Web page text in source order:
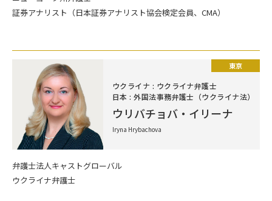
証券アナリスト（日本証券アナリスト協会検定会員、CMA）
ウクライナ : ウクライナ弁護士
日本 : 外国法事務弁護士（ウクライナ法）
ウリバチョバ・イリーナ
Iryna Hrybachova
東京
弁護士法人キャストグローバル
ウクライナ弁護士